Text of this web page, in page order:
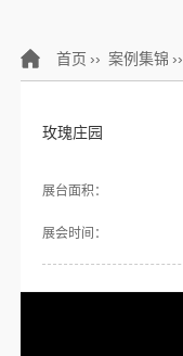
首页 ›› 案例集锦 ››
玫瑰庄园
展台面积：
展会时间：